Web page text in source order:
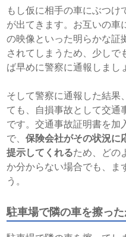
もし仮に相手の車にぶつ
が出てきます。お互いの車
の映像といった明らかな証
されてしまうため、少しで
ば早めに警察に通報しまし
そして警察に通報した結果
ても、自損事故として交通
です。交通事故証明書を加
で、保険会社がその状況に
提示してくれるため、どの
か分からない場合でも、ま
う。
駐車場で隣の車を擦っ